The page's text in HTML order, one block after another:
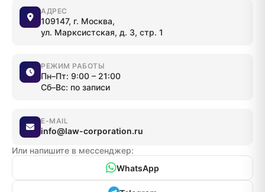
АДРЕС
109147, г. Москва,
ул. Марксистская, д. 3, стр. 1
РЕЖИМ РАБОТЫ
Пн–Пт: 9:00 – 21:00
Сб–Вс: по записи
E-MAIL
info@law-corporation.ru
Или напишите в мессенджер:
WhatsApp